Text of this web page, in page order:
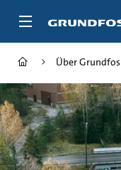
Inhalt
Über Grundfos